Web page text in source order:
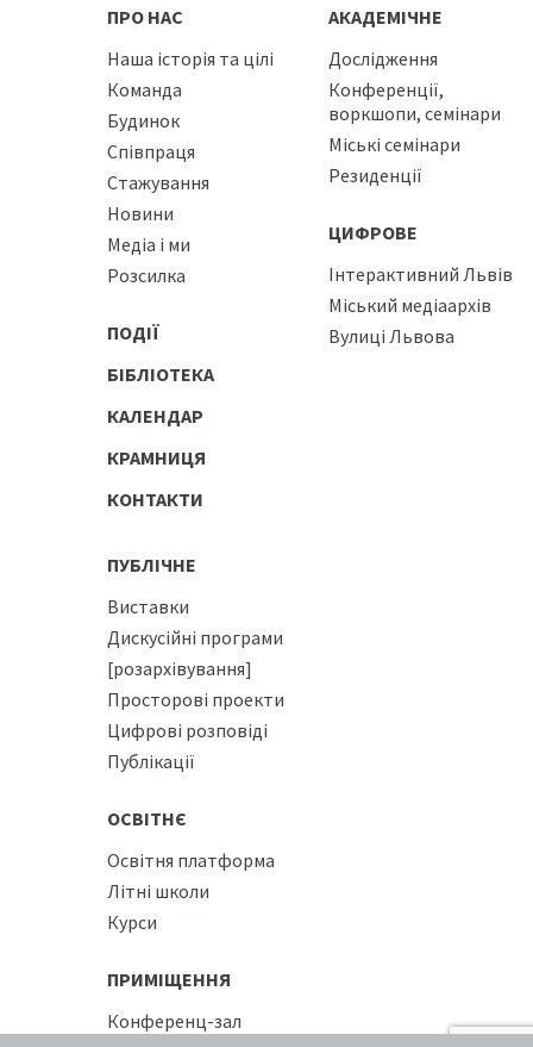
ПРО НАС
Наша історія та цілі
Команда
Будинок
Співпраця
Стажування
Новини
Медіа і ми
Розсилка
ПОДІЇ
БІБЛІОТЕКА
КАЛЕНДАР
КРАМНИЦЯ
КОНТАКТИ
АКАДЕМІЧНЕ
Дослідження
Конференції,
воркшопи, семінари
Міські семінари
Резиденції
ЦИФРОВЕ
Інтерактивний Львів
Міський медіаархів
Вулиці Львова
ПУБЛІЧНЕ
Виставки
Дискусійні програми
[розархівування]
Просторові проекти
Цифрові розповіді
Публікації
ОСВІТНЄ
Освітня платформа
Літні школи
Курси
ПРИМІЩЕННЯ
Конференц-зал